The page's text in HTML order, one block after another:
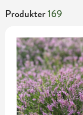
Produkter169